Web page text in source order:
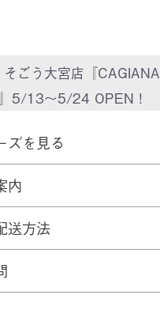
そごう大宮店『CAGIANA
5/13～5/24 OPEN！
ズを見る
内
送方法